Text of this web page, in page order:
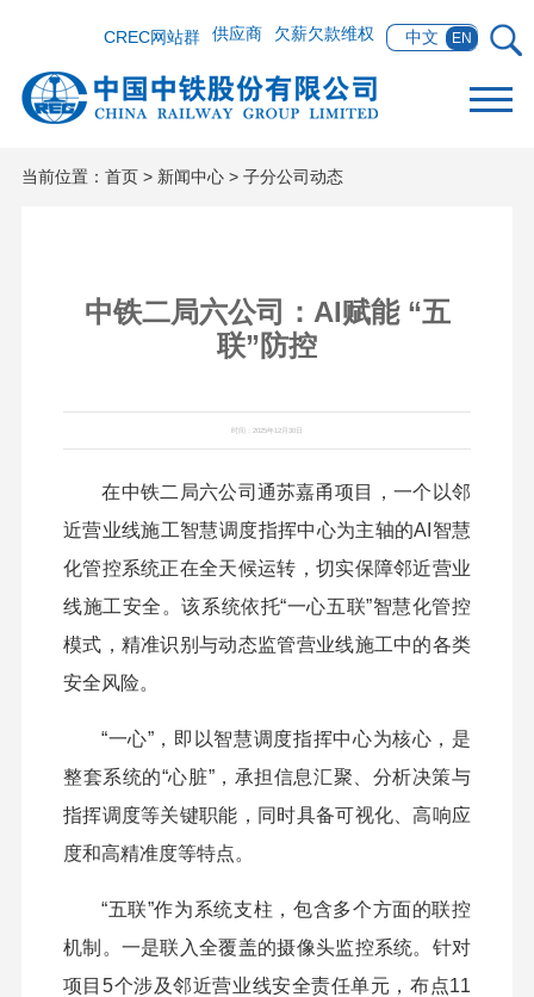
中文 EN
欠薪欠款维权
供应商
CREC网站群
当前位置： 首页> 新闻中心> 子分公司动态
中铁二局六公司：AI赋能 “五
联”防控
时间：2025年12月30日
在中铁二局六公司通苏嘉甬项目，一个以邻
近营业线施工智慧调度指挥中心为主轴的AI智慧
化管控系统正在全天候运转，切实保障邻近营业
线施工安全。该系统依托“一心五联”智慧化管控
模式，精准识别与动态监管营业线施工中的各类
安全风险。
“一心”，即以智慧调度指挥中心为核心，是
整套系统的“心脏”，承担信息汇聚、分析决策与
指挥调度等关键职能，同时具备可视化、高响应
度和高精准度等特点。
“五联”作为系统支柱，包含多个方面的联控
机制。一是联入全覆盖的摄像头监控系统。针对
项目5个涉及邻近营业线安全责任单元，布点11